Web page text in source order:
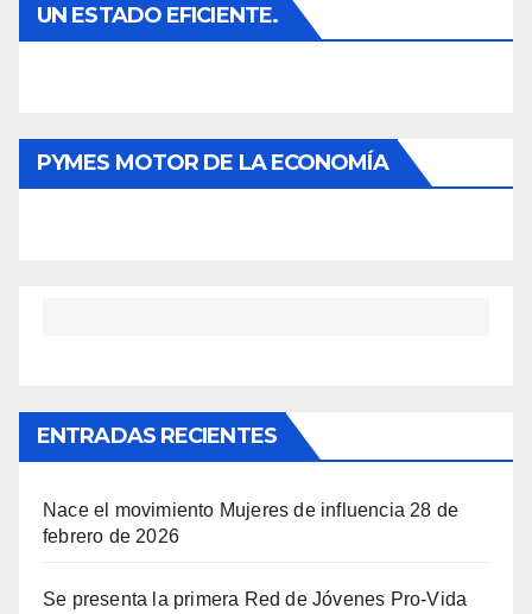
UN ESTADO EFICIENTE.
PYMES MOTOR DE LA ECONOMÍA
ENTRADAS RECIENTES
Nace el movimiento Mujeres de influencia 28 de
febrero de 2026
Se presenta la primera Red de Jóvenes Pro-Vida